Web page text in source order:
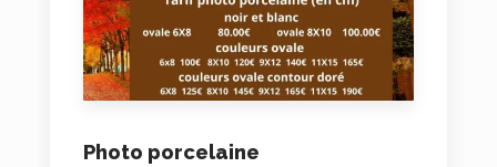
Photo porcelaine